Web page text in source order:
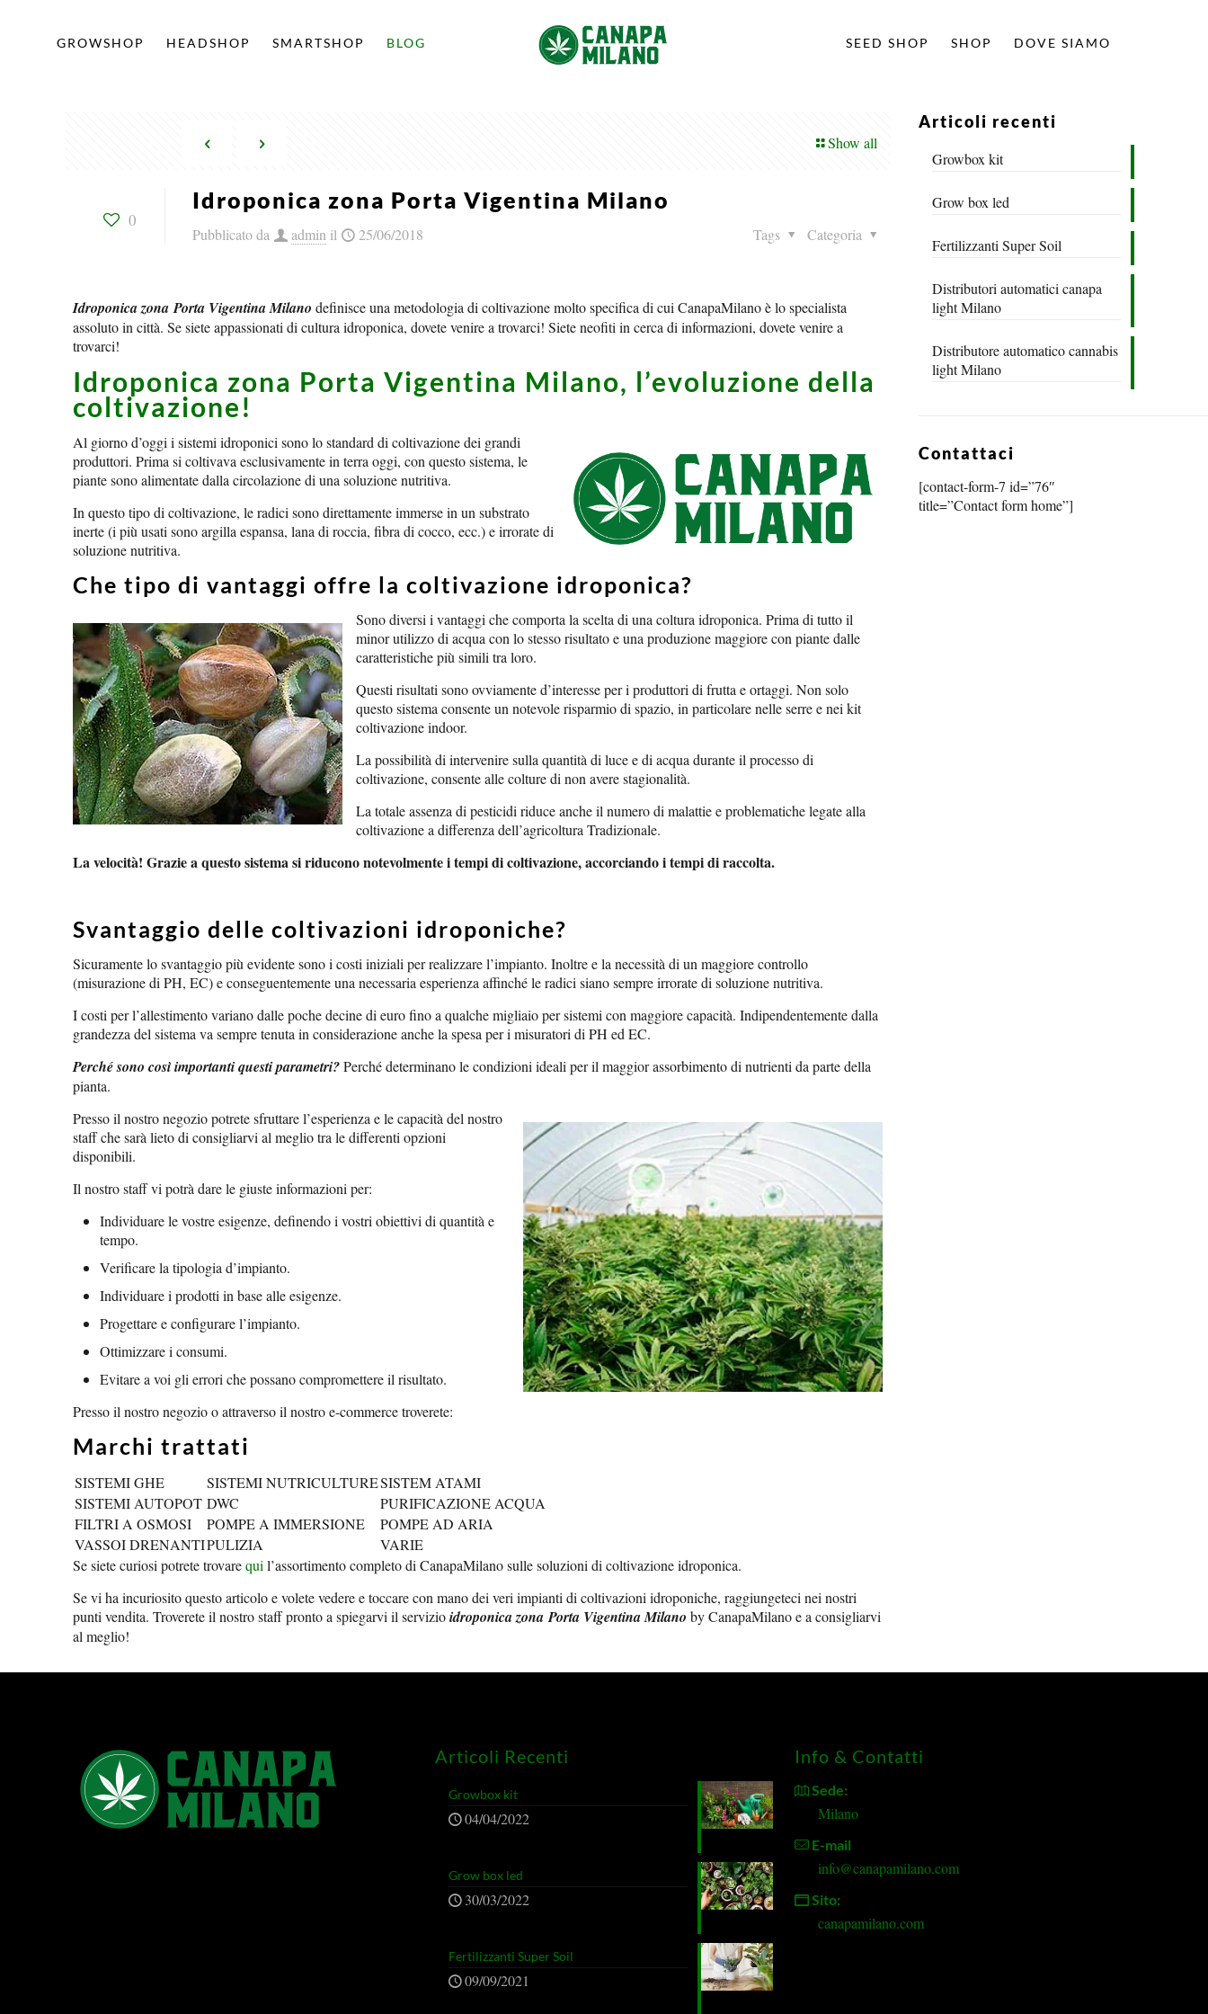
GROWSHOP HEADSHOP SMARTSHOP BLOG SEED SHOP SHOP DOVE SIAMO
Show all
0
Idroponica zona Porta Vigentina Milano
Pubblicato da admin il 25/06/2018 Categoria
Tags
Idroponica zona Porta Vigentina Milanodefinisce una metodologia di coltivazione molto specifica di cui CanapaMilano è lo specialista
assoluto in città. Se siete appassionati di cultura idroponica, dovete venire a trovarci! Siete neofiti in cerca di informazioni, dovete venire a
trovarci!
Idroponica zona Porta Vigentina Milano, l’evoluzione della
coltivazione!
Al giorno d’oggi i sistemi idroponici sono lo standard di coltivazione dei grandi
produttori. Prima si coltivava esclusivamente in terra oggi, con questo sistema, le
piante sono alimentate dalla circolazione di una soluzione nutritiva.
In questo tipo di coltivazione, le radici sono direttamente immerse in un substrato
inerte (i più usati sono argilla espansa, lana di roccia, fibra di cocco, ecc.) e irrorate di
soluzione nutritiva.
Che tipo di vantaggi offre la coltivazione idroponica?
Sono diversi i vantaggi che comporta la scelta di una coltura idroponica. Prima di tutto il
minor utilizzo di acqua con lo stesso risultato e una produzione maggiore con piante dalle
caratteristiche più simili tra loro.
Questi risultati sono ovviamente d’interesse per i produttori di frutta e ortaggi. Non solo
questo sistema consente un notevole risparmio di spazio, in particolare nelle serre e nei kit
coltivazione indoor.
La possibilità di intervenire sulla quantità di luce e di acqua durante il processo di
coltivazione, consente alle colture di non avere stagionalità.
La totale assenza di pesticidi riduce anche il numero di malattie e problematiche legate alla
coltivazione a differenza dell’agricoltura Tradizionale.
La velocità! Grazie a questo sistema si riducono notevolmente i tempi di coltivazione, accorciando i tempi di raccolta.
Svantaggio delle coltivazioni idroponiche?
Sicuramente lo svantaggio più evidente sono i costi iniziali per realizzare l’impianto. Inoltre e la necessità di un maggiore controllo
(misurazione di PH, EC) e conseguentemente una necessaria esperienza affinché le radici siano sempre irrorate di soluzione nutritiva.
I costi per l’allestimento variano dalle poche decine di euro fino a qualche migliaio per sistemi con maggiore capacità. Indipendentemente dalla
grandezza del sistema va sempre tenuta in considerazione anche la spesa per i misuratori di PH ed EC.
Perché sono così importanti questi parametri?Perché determinano le condizioni ideali per il maggior assorbimento di nutrienti da parte della
pianta.
Presso il nostro negozio potrete sfruttare l’esperienza e le capacità del nostro
staff che sarà lieto di consigliarvi al meglio tra le differenti opzioni
disponibili.
Il nostro staff vi potrà dare le giuste informazioni per:
Individuare le vostre esigenze, definendo i vostri obiettivi di quantità e
tempo.
Verificare la tipologia d’impianto.
Individuare i prodotti in base alle esigenze.
Progettare e configurare l’impianto.
Ottimizzare i consumi.
Evitare a voi gli errori che possano compromettere il risultato.
Presso il nostro negozio o attraverso il nostro e-commerce troverete:
Marchi trattati
SISTEMI GHE SISTEMI NUTRICULTURESISTEM ATAMI
SISTEMI AUTOPOT DWC
PURIFICAZIONE ACQUA
FILTRI A OSMOSI
POMPE A IMMERSIONE
POMPE AD ARIA
VASSOI DRENANTIPULIZIA
VARIE
Se siete curiosi potrete trovarequi l’assortimento completo di CanapaMilano sulle soluzioni di coltivazione idroponica.
Se vi ha incuriosito questo articolo e volete vedere e toccare con mano dei veri impianti di coltivazioni idroponiche, raggiungeteci nei nostri
punti vendita. Troverete il nostro staff pronto a spiegarvi il servizioidroponica zona Porta Vigentina Milanoby CanapaMilano e a consigliarvi
al meglio!
Articoli recenti
Growbox kit
Grow box led
Fertilizzanti Super Soil
Distributori automatici canapa
light Milano
Distributore automatico cannabis
light Milano
Contattaci
[contact-form-7 id=”76″
title=”Contact form home”]
Articoli Recenti
Growbox kit
04/04/2022
Grow box led
30/03/2022
Fertilizzanti Super Soil
09/09/2021
Info & Contatti
Sede:
Milano
E-mail
info@canapamilano.com
Sito:
canapamilano.com